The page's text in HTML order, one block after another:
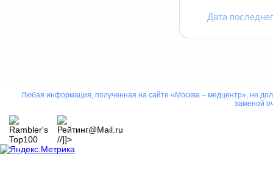
Дата
Любая информация, полученная на сайте «Москва – медцентр», не
заменой
//]]>